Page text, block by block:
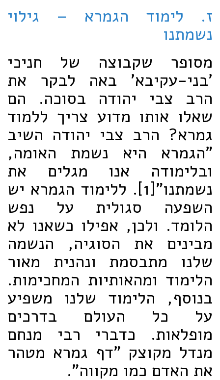
ז. לימוד הגמרא – גילוי
נשמתנו
מסופר שקבוצה של חניכי
'בני-עקיבא' באה לבקר את
הרב צבי יהודה בסוכה. הם
שאלו אותו מדוע צריך ללמוד
גמרא? הרב צבי יהודה השיב
"הגמרא היא נשמת האומה,
ובלימודה אנו מגלים את
נשמתנו"
[1]. ללימוד הגמרא יש
השפעה סגולית על נפש
הלומד. ולכן, אפילו כשאנו לא
מבינים את הסוגיה, הנשמה
שלנו מתבסמת ונהנית מאור
הלימוד ומהאותיות המחכימות.
בנוסף, הלימוד שלנו משפיע
על כל העולם בדרכים
מופלאות. כדברי רבי מנחם
מנדל מקוצק "דף גמרא מטהר
את האדם כמו מקווה".